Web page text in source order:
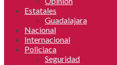
Estatales
Guadalajara
Nacional
Internacional
Policiaca
Seguridad